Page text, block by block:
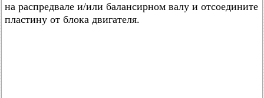
на распредвале и/или балансирном валу и отсоедините
пластину от блока двигателя.